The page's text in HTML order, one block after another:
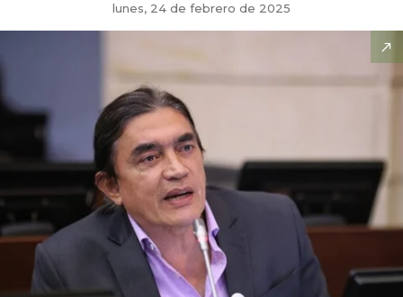
lunes, 24 de febrero de 2025